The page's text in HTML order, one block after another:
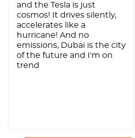
and the Tesla is just
cosmos! It drives silently,
accelerates like a
hurricane! And no
emissions, Dubai is the city
of the future and I'm on
trend